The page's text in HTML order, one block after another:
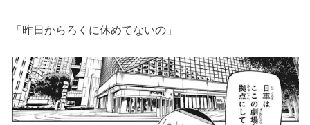
「昨日からろくに休めてないの」